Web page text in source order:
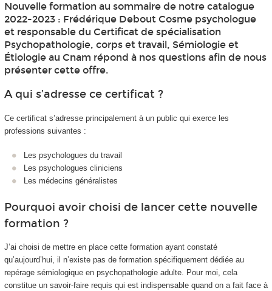
Nouvelle formation au sommaire de notre catalogue
2022-2023 : Frédérique Debout Cosme psychologue
et responsable du Certificat de spécialisation
Psychopathologie, corps et travail, Sémiologie et
Étiologie au Cnam répond à nos questions afin de nous
présenter cette offre.
A qui s’adresse ce certificat ?
Ce certificat s’adresse principalement à un public qui exerce les
professions suivantes :
Les psychologues du travail
Les psychologues cliniciens
Les médecins généralistes
Pourquoi avoir choisi de lancer cette nouvelle
formation ?
J’ai choisi de mettre en place cette formation ayant constaté
qu’aujourd’hui, il n’existe pas de formation spécifiquement dédiée au
repérage sémiologique en psychopathologie adulte. Pour moi, cela
constitue un savoir-faire requis qui est indispensable quand on a fait face à